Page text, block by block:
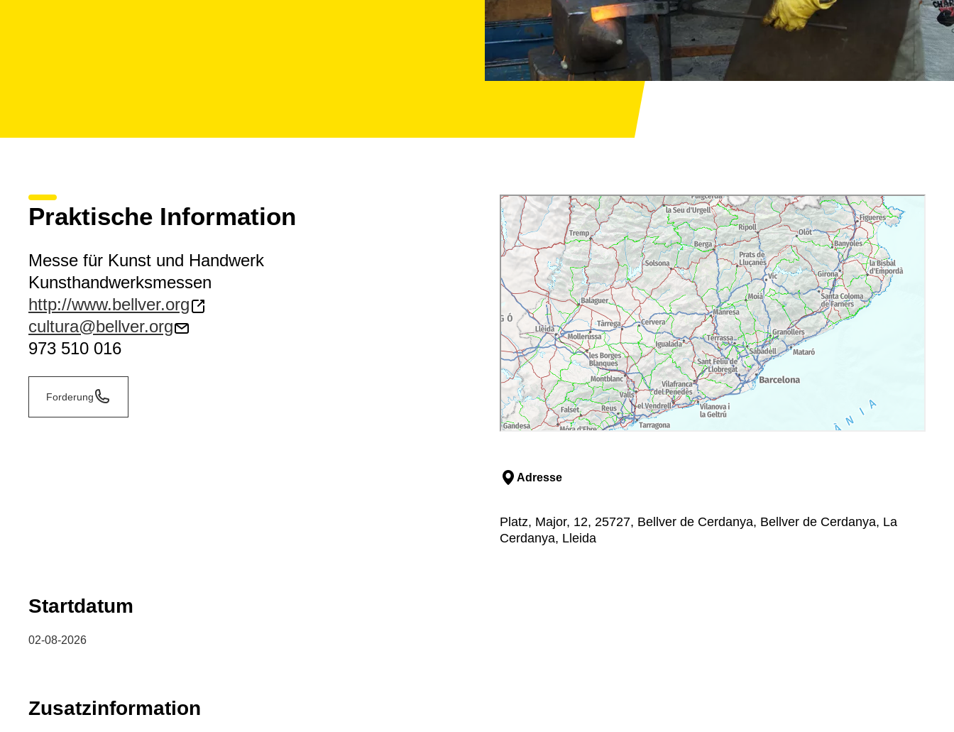
Praktische Information
Messe für Kunst und Handwerk
Kunsthandwerksmessen
http://www.bellver.org
cultura@bellver.org
973 510 016
Forderung
Adresse
Platz, Major, 12, 25727, Bellver de Cerdanya, Bellver de Cerdanya, La
Cerdanya, Lleida
Startdatum
02-08-2026
Zusatzinformation